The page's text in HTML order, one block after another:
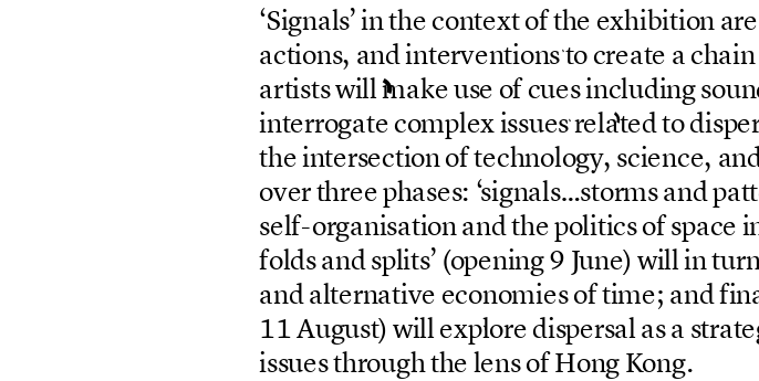
‘Signals’inthecontextofthe exhibitionare
actions, andinterventionstocreate achain
artistswillmakeuse ofcuesincludingsoun
interrogatecomplexissuesrelatedtodispe
theintersectionoftechnology, science, an
overthreephases: ‘signals…stormsandpatt
self-organisationandthepoliticsofspacei
foldsandsplits’ (opening9 June)willintur
andalternative economiesoftime; andfin
11August)willexploredispersalasa strate
issuesthroughthelensofHongKong.